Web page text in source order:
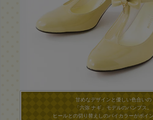
甘めなデザインと優しい色合いの
「六弥 ナギ」モデルのパンプス。
ヒールとの切り替えしのバイカラーがポイン